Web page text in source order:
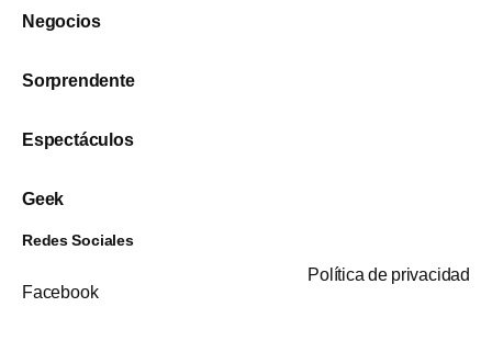
Negocios
Sorprendente
Espectáculos
Geek
Redes Sociales
Facebook
Política de privacidad